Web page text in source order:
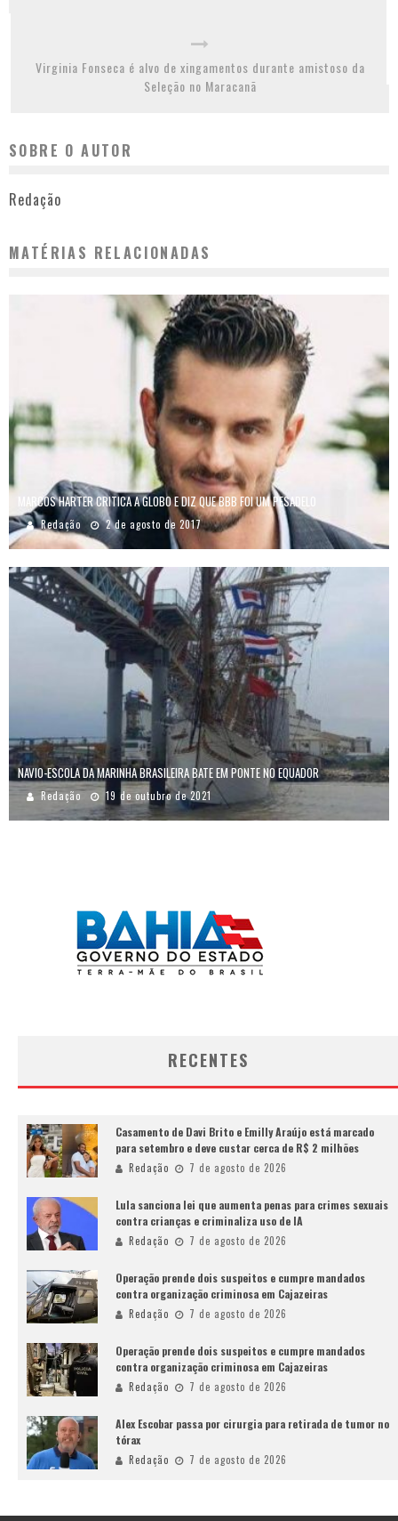
Virginia Fonseca é alvo de xingamentos durante amistoso da
Seleção no Maracanã
SOBRE O AUTOR
Redação
MATÉRIAS RELACIONADAS
MARCOS HARTER CRITICA A GLOBO E DIZ QUE BBB FOI UM PESADELO
Redação 2 de agosto de 2017
NAVIO-ESCOLA DA MARINHA BRASILEIRA BATE EM PONTE NO EQUADOR
Redação 19 de outubro de 2021
RECENTES
Casamento de Davi Brito e Emilly Araújo está marcado
para setembro e deve custar cerca de R$ 2 milhões
Redação 7 de agosto de 2026
Lula sanciona lei que aumenta penas para crimes sexuais
contra crianças e criminaliza uso de IA
Redação 7 de agosto de 2026
Operação prende dois suspeitos e cumpre mandados
contra organização criminosa em Cajazeiras
Redação 7 de agosto de 2026
Operação prende dois suspeitos e cumpre mandados
contra organização criminosa em Cajazeiras
Redação 7 de agosto de 2026
Alex Escobar passa por cirurgia para retirada de tumor no
tórax
Redação 7 de agosto de 2026